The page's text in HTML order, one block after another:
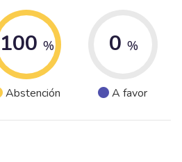
%
Abstención
0 %
A favor